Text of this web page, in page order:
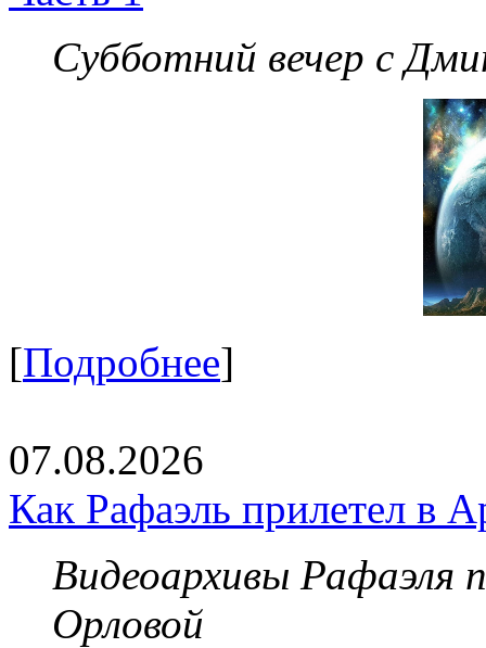
Субботний вечер с
[Подробнее]
07.08.2026
Как Рафаэль прилетел в
Видеоархивы Рафаэля
Орловой